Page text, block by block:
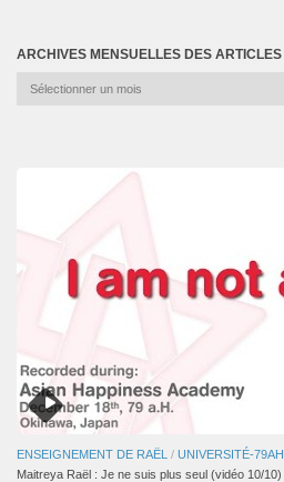
ARCHIVES MENSUELLES DES ARTICLES
Archives
ENSEIGNEMENT DE RAËL / UNIVERSITÉ-79AH
Maitreya Raël : Je ne suis plus seul (vidéo 10/10)